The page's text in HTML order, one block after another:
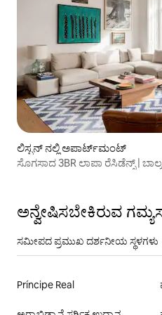
ಲಿಸ್ಬನ್ ನಲ್ಲಿ ಅಪಾರ್ಟ್‌ಮಂಟ್
ಸೊಗಸಾದ 3BR ಲಾಪಾ ರೆಸಿಡೆನ್ಸ್ |
ಅನ್ವೇಷಿಸಬೇಕಿರುವ
ಸಮೀಪದ ಪ್ರಮುಖ ದರ್ಶನೀಯ ಸ್ಥಳಗಳು
Príncipe Real